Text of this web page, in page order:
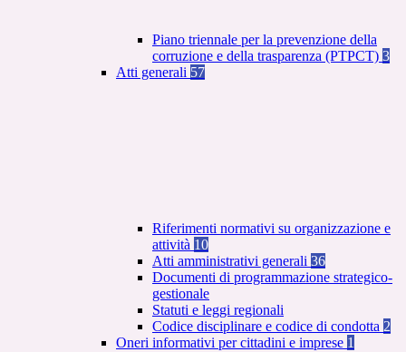
Piano triennale per la prevenzione della
corruzione e della trasparenza (PTPCT) 3
Atti generali 57
Riferimenti normativi su organizzazione e
attività 10
Atti amministrativi generali 36
Documenti di programmazione strategico-
gestionale
Statuti e leggi regionali
Codice disciplinare e codice di condotta 2
Oneri informativi per cittadini e imprese 1